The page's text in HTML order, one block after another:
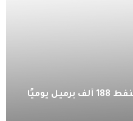
«أوبك بلس» تقرر زيادة إنتاج النفط 188 ألف برميل يوميًا